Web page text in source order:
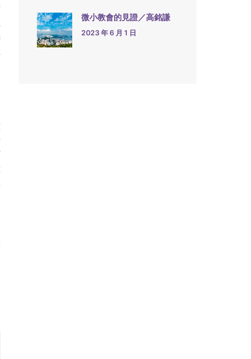
微小教會的見證／高銘謙
2023 年 6 月 1 日